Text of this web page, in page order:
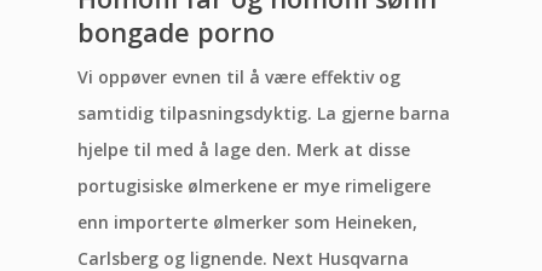
bongade porno
Vi oppøver evnen til å være effektiv og
samtidig tilpasningsdyktig. La gjerne barna
hjelpe til med å lage den. Merk at disse
portugisiske ølmerkene er mye rimeligere
enn importerte ølmerker som Heineken,
Carlsberg og lignende. Next Husqvarna